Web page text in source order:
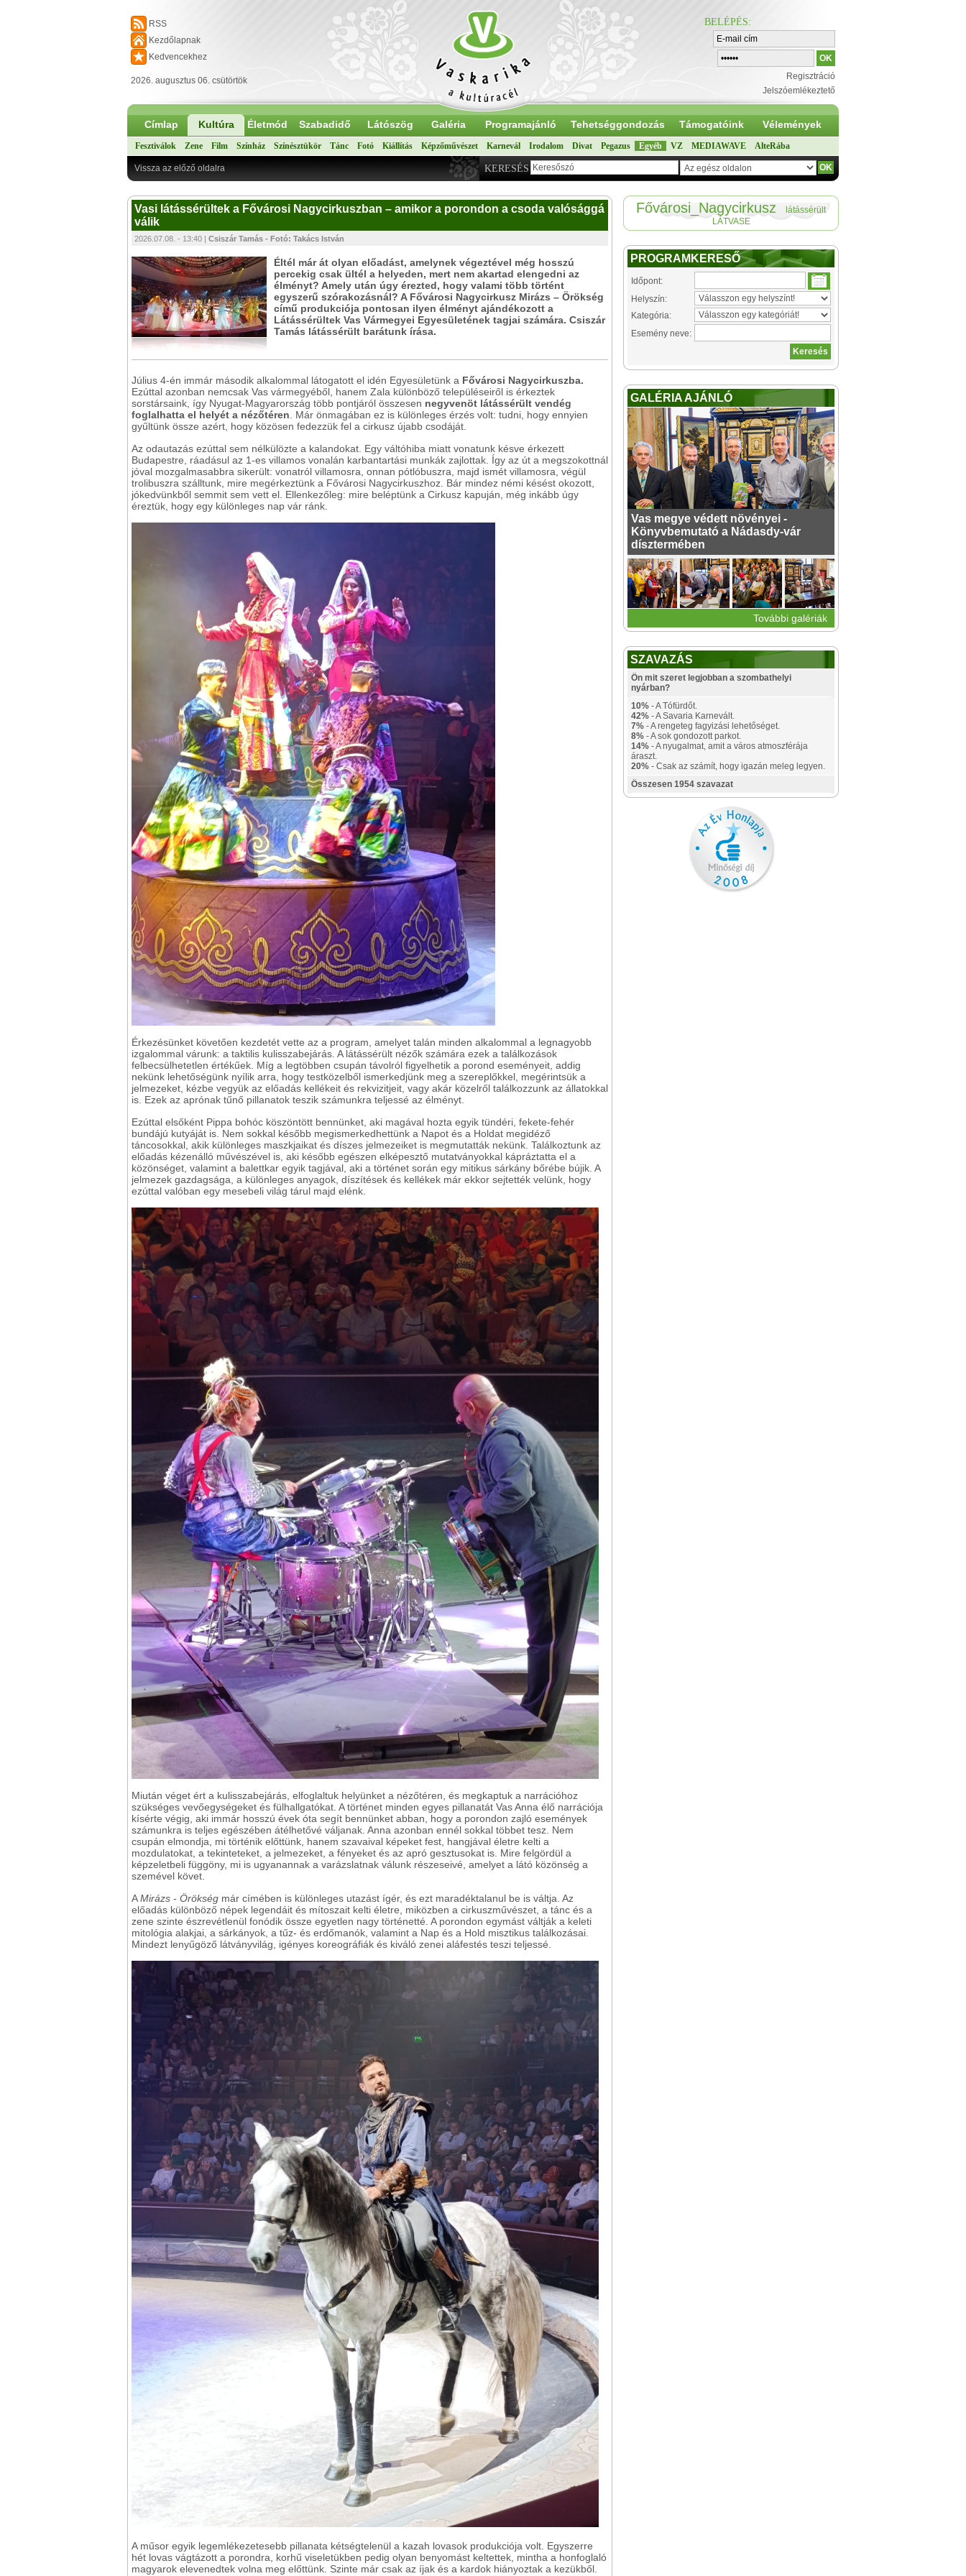
RSS
Kezdőlapnak
Kedvencekhez
2026. augusztus 06. csütörtök
BELÉPÉS:
Regisztráció
Jelszóemlékeztető
Címlap Kultúra Életmód Szabadidő Látószög Galéria Programajánló Tehetséggondozás Támogatóink Vélemények
Fesztiválok Zene Film Színház Színésztükör Tánc Fotó Kiállítás Képzőművészet Karnevál Irodalom Divat Pegazus Egyéb VZ MEDIAWAVE AlteRába
KERESÉS
Vissza az előző oldalra
Vasi látássérültek a Fővárosi Nagycirkuszban – amikor a porondon a csoda valósággá
válik
2026.07.08. - 13:40 | Csiszár Tamás - Fotó: Takács István
Éltél már át olyan előadást, amelynek végeztével még hosszú
percekig csak ültél a helyeden, mert nem akartad elengedni az
élményt? Amely után úgy érezted, hogy valami több történt
egyszerű szórakozásnál? A Fővárosi Nagycirkusz Mirázs – Örökség
című produkciója pontosan ilyen élményt ajándékozott a
Látássérültek Vas Vármegyei Egyesületének tagjai számára. Csiszár
Tamás látássérült barátunk írása.
Július 4-én immár második alkalommal látogatott el idén Egyesületünk a Fővárosi Nagycirkuszba.
Ezúttal azonban nemcsak Vas vármegyéből, hanem Zala különböző településeiről is érkeztek
sorstársaink, így Nyugat-Magyarország több pontjáról összesen negyvenöt látássérült vendég
foglalhatta el helyét a nézőtéren . Már önmagában ez is különleges érzés volt: tudni, hogy ennyien
gyűltünk össze azért, hogy közösen fedezzük fel a cirkusz újabb csodáját.
Az odautazás ezúttal sem nélkülözte a kalandokat. Egy váltóhiba miatt vonatunk késve érkezett
Budapestre, ráadásul az 1-es villamos vonalán karbantartási munkák zajlottak. Így az út a megszokottnál
jóval mozgalmasabbra sikerült: vonatról villamosra, onnan pótlóbuszra, majd ismét villamosra, végül
trolibuszra szálltunk, mire megérkeztünk a Fővárosi Nagycirkuszhoz. Bár mindez némi késést okozott,
jókedvünkből semmit sem vett el. Ellenkezőleg: mire beléptünk a Cirkusz kapuján, még inkább úgy
éreztük, hogy egy különleges nap vár ránk.
Érkezésünket követően kezdetét vette az a program, amelyet talán minden alkalommal a legnagyobb
izgalommal várunk: a taktilis kulisszabejárás. A látássérült nézők számára ezek a találkozások
felbecsülhetetlen értékűek. Míg a legtöbben csupán távolról figyelhetik a porond eseményeit, addig
nekünk lehetőségünk nyílik arra, hogy testközelből ismerkedjünk meg a szereplőkkel, megérintsük a
jelmezeket, kézbe vegyük az előadás kellékeit és rekvizitjeit, vagy akár közelről találkozzunk az állatokkal
is. Ezek az aprónak tűnő pillanatok teszik számunkra teljessé az élményt.
Ezúttal elsőként Pippa bohóc köszöntött bennünket, aki magával hozta egyik tündéri, fekete-fehér
bundájú kutyáját is. Nem sokkal később megismerkedhettünk a Napot és a Holdat megidéző
táncosokkal, akik különleges maszkjaikat és díszes jelmezeiket is megmutatták nekünk. Találkoztunk az
előadás kézenálló művészével is, aki később egészen elképesztő mutatványokkal kápráztatta el a
közönséget, valamint a balettkar egyik tagjával, aki a történet során egy mitikus sárkány bőrébe bújik. A
jelmezek gazdagsága, a különleges anyagok, díszítések és kellékek már ekkor sejtették velünk, hogy
ezúttal valóban egy mesebeli világ tárul majd elénk.
Miután véget ért a kulisszabejárás, elfoglaltuk helyünket a nézőtéren, és megkaptuk a narrációhoz
szükséges vevőegységeket és fülhallgatókat. A történet minden egyes pillanatát Vas Anna élő narrációja
kísérte végig, aki immár hosszú évek óta segít bennünket abban, hogy a porondon zajló események
számunkra is teljes egészében átélhetővé váljanak. Anna azonban ennél sokkal többet tesz. Nem
csupán elmondja, mi történik előttünk, hanem szavaival képeket fest, hangjával életre kelti a
mozdulatokat, a tekinteteket, a jelmezeket, a fényeket és az apró gesztusokat is. Mire felgördül a
képzeletbeli függöny, mi is ugyanannak a varázslatnak válunk részeseivé, amelyet a látó közönség a
szemével követ.
AMirázs - Örökség már címében is különleges utazást ígér, és ezt maradéktalanul be is váltja. Az
előadás különböző népek legendáit és mítoszait kelti életre, miközben a cirkuszművészet, a tánc és a
zene szinte észrevétlenül fonódik össze egyetlen nagy történetté. A porondon egymást váltják a keleti
mitológia alakjai, a sárkányok, a tűz- és erdőmanók, valamint a Nap és a Hold misztikus találkozásai.
Mindezt lenyűgöző látványvilág, igényes koreográfiák és kiváló zenei aláfestés teszi teljessé.
A műsor egyik legemlékezetesebb pillanata kétségtelenül a kazah lovasok produkciója volt. Egyszerre
hét lovas vágtázott a porondra, korhű viseletükben pedig olyan benyomást keltettek, mintha a honfoglaló
magyarok elevenedtek volna meg előttünk. Szinte már csak az íjak és a kardok hiányoztak a kezükből.
Fővárosi_Nagycirkusz
látássérült
LÁTVASE
PROGRAMKERESŐ
Időpont:
Helyszín:
Kategória:
Esemény neve:
GALÉRIA AJÁNLÓ
Vas megye védett növényei -
Könyvbemutató a Nádasdy-vár
dísztermében
További galériák
SZAVAZÁS
Ön mit szeret legjobban a szombathelyi
nyárban?
10% - A Tófürdőt.
42% - A Savaria Karnevált.
7% - A rengeteg fagyizási lehetőséget.
8% - A sok gondozott parkot.
14% - A nyugalmat, amit a város atmoszférája
áraszt.
20% - Csak az számít, hogy igazán meleg legyen.
Összesen 1954 szavazat